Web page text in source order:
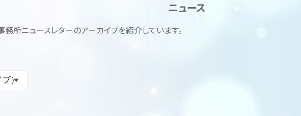
ニュース
所ニュースレターのアーカイブを紹介しています。